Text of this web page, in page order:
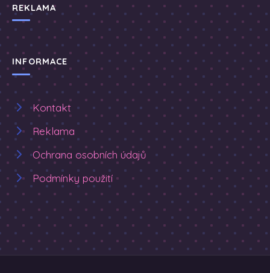
REKLAMA
INFORMACE
Kontakt
Reklama
Ochrana osobních údajů
Podmínky použití